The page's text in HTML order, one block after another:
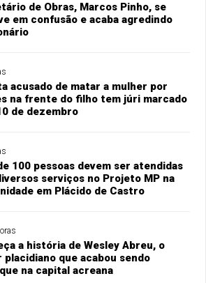
de Obras, Marcos Pinho, se
em confusão e acaba agredindo
acusado de matar a mulher por
na frente do filho tem júri marcado
de dezembro
100 pessoas devem ser atendidas
serviços no Projeto MP na
em Plácido de Castro
a história de Wesley Abreu, o
placidiano que acabou sendo
na capital acreana